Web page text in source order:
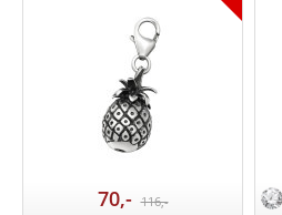
70,- 116,-